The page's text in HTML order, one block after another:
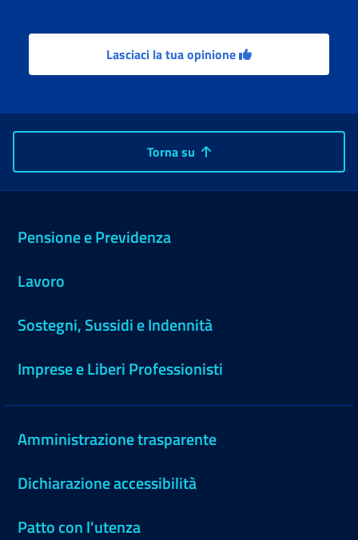
Lasciaci la tua opinione
Torna su
Pensione e Previdenza
Lavoro
Sostegni, Sussidi e Indennità
Imprese e Liberi Professionisti
Amministrazione trasparente
Dichiarazione accessibilità
Patto con l'utenza